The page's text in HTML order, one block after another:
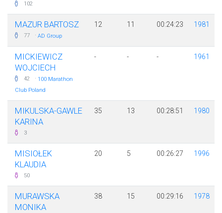
102
MAZUR BARTOSZ
77 · AD Group
12 11 00:24:23 1981
MICKIEWICZ
WOJCIECH
42 · 100 Marathon
Club Poland
- - - 1961
MIKULSKA-GAWLE
KARINA
3
35 13 00:28:51 1980
MISIOŁEK
KLAUDIA
50
20 5 00:26:27 1996
MURAWSKA
MONIKA
38 15 00:29:16 1978